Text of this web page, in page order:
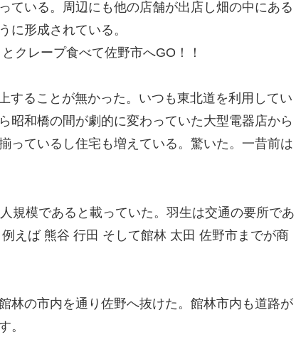
ている。周辺にも他の店舗が出店し畑の中にある
に形成されている。
クレープ食べて佐野市へGO！！
することが無かった。いつも東北道を利用してい
昭和橋の間が劇的に変わっていた大型電器店から
っているし住宅も増えている。驚いた。一昔前は
規模であると載っていた。羽生は交通の要所であ
えば 熊谷 行田 そして館林 太田 佐野市までが商
林の市内を通り佐野へ抜けた。館林市内も道路が
。